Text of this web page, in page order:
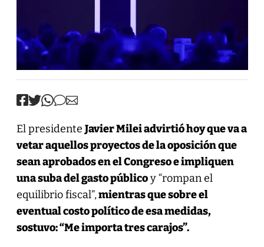
El presidente Javier Milei advirtió hoy que va a
vetar aquellos proyectos de la oposición que
sean aprobados en el Congreso e impliquen
una suba del gasto públicoy “rompan el
equilibrio fiscal”,mientras que sobre el
eventual costo político de esa medidas,
sostuvo: “Me importa tres carajos”.